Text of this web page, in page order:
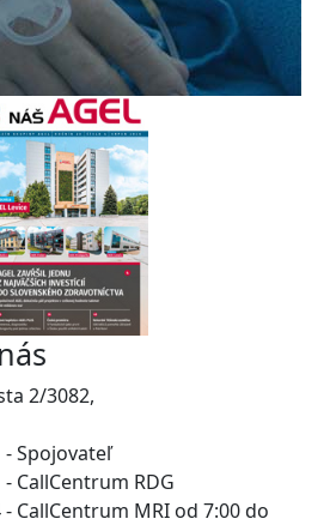
2/3082,
- Spojovateľ
CallCentrum RDG
- CallCentrum MRI od 7:00 do